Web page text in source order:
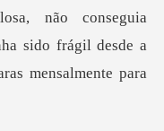
sido frágil desde a